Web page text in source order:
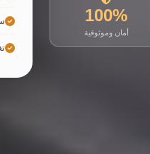
100%
أمان وموثوقية